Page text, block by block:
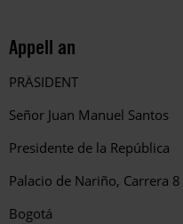
Appell an
PRÄSIDENT
Señor Juan Manuel Santos
Presidente de la República
Palacio de Nariño, Carrera
Bogotá